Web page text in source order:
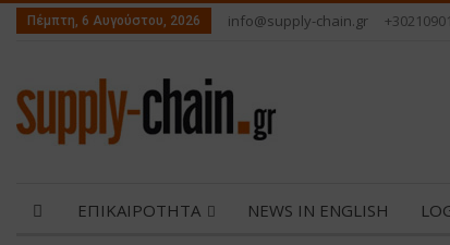
Πέμπτη, 6 Αυγούστου, 2026 info@supply-chain.gr
ΕΠΙΚΑΙΡΟΤΗΤΑ NEWS IN ENGLISH